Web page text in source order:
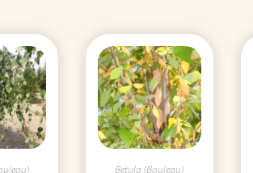
Betula (Bouleau)